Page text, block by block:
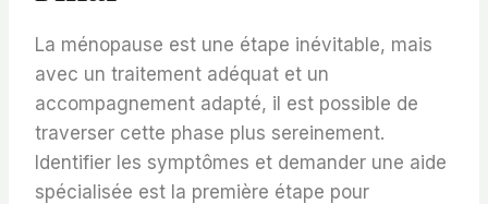
La ménopause est une étape inévitable, mais
avec un traitement adéquat et un
accompagnement adapté, il est possible de
traverser cette phase plus sereinement.
Identifier les symptômes et demander une aide
spécialisée est la première étape pour